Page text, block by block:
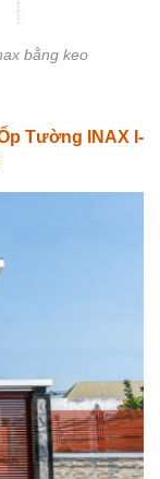
bằng keo
Tường
INAX I-